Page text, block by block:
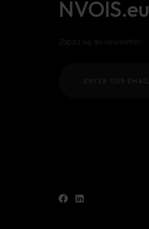
NVOIS.eu
Zapisz się do newsletter: